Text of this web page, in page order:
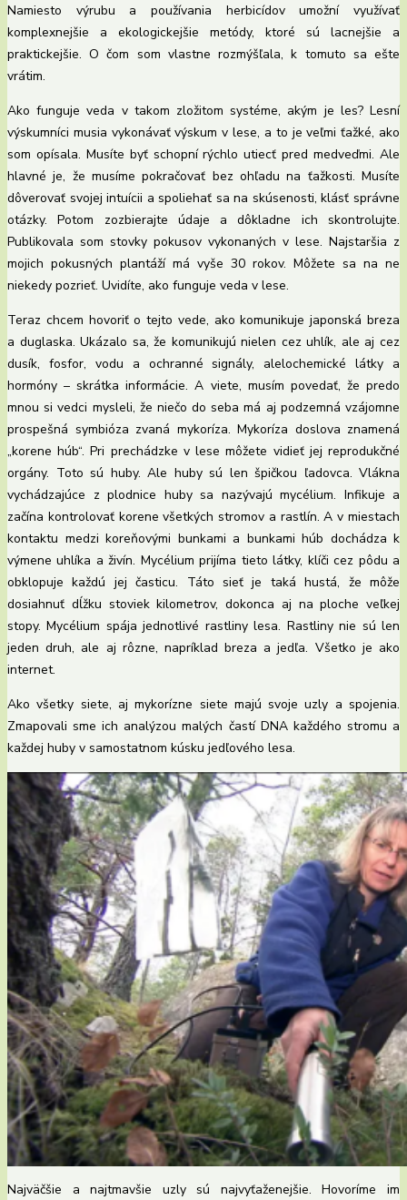
Namiesto výrubu a používania herbicídov umožní využívať
komplexnejšie a ekologickejšie metódy, ktoré sú lacnejšie a
praktickejšie. O čom som vlastne rozmýšľala, k tomuto sa ešte
vrátim.
Ako funguje veda v takom zložitom systéme, akým je les? Lesní
výskumníci musia vykonávať výskum v lese, a to je veľmi ťažké, ako
som opísala. Musíte byť schopní rýchlo utiecť pred medveďmi. Ale
hlavné je, že musíme pokračovať bez ohľadu na ťažkosti. Musíte
dôverovať svojej intuícii a spoliehať sa na skúsenosti, klásť správne
otázky. Potom zozbierajte údaje a dôkladne ich skontrolujte.
Publikovala som stovky pokusov vykonaných v lese. Najstaršia z
mojich pokusných plantáží má vyše 30 rokov. Môžete sa na ne
niekedy pozrieť. Uvidíte, ako funguje veda v lese.
Teraz chcem hovoriť o tejto vede, ako komunikuje japonská breza
a duglaska. Ukázalo sa, že komunikujú nielen cez uhlík, ale aj cez
dusík, fosfor, vodu a ochranné signály, alelochemické látky a
hormóny – skrátka informácie. A viete, musím povedať, že predo
mnou si vedci mysleli, že niečo do seba má aj podzemná vzájomne
prospešná symbióza zvaná mykoríza. Mykoríza doslova znamená
„korene húb“. Pri prechádzke v lese môžete vidieť jej reprodukčné
orgány. Toto sú huby. Ale huby sú len špičkou ľadovca. Vlákna
vychádzajúce z plodnice huby sa nazývajú mycélium. Infikuje a
začína kontrolovať korene všetkých stromov a rastlín. A v miestach
kontaktu medzi koreňovými bunkami a bunkami húb dochádza k
výmene uhlíka a živín. Mycélium prijíma tieto látky, klíči cez pôdu a
obklopuje každú jej časticu. Táto sieť je taká hustá, že môže
dosiahnuť dĺžku stoviek kilometrov, dokonca aj na ploche veľkej
stopy. Mycélium spája jednotlivé rastliny lesa. Rastliny nie sú len
jeden druh, ale aj rôzne, napríklad breza a jedľa. Všetko je ako
internet.
Ako všetky siete, aj mykorízne siete majú svoje uzly a spojenia.
Zmapovali sme ich analýzou malých častí DNA každého stromu a
každej huby v samostatnom kúsku jedľového lesa.
Najväčšie a najtmavšie uzly sú najvyťaženejšie. Hovoríme im